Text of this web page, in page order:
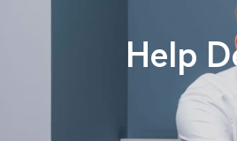
Help